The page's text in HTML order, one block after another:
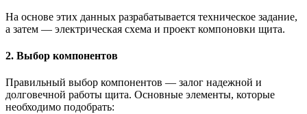
На основе этих данных разрабатывается техническое задание,
а затем — электрическая схема и проект компоновки щита.
2. Выбор компонентов
Правильный выбор компонентов — залог надежной и
долговечной работы щита. Основные элементы, которые
необходимо подобрать: